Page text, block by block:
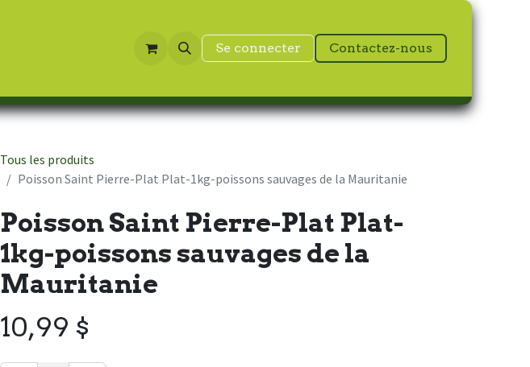
Se connecter Contactez-nous
Tous les produits
Poisson Saint Pierre-Plat Plat-1kg-poissons sauvages de la Mauritanie
Poisson Saint Pierre-Plat Plat-
1kg-poissons sauvages de la
Mauritanie
10,99 $